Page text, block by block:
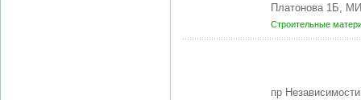
Платонова 1Б,
Строительные
пр